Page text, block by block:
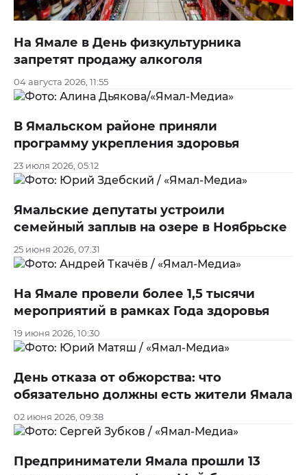
На Ямале в День физкультурника
запретят продажу алкоголя
04 августа 2026, 11:55
В Ямальском районе приняли
программу укрепления здоровья
23 июля 2026, 05:12
Ямальские депутаты устроили
семейный заплыв на озере в Ноябрьске
25 июня 2026, 07:31
На Ямале провели более 1,5 тысячи
мероприятий в рамках Года здоровья
19 июня 2026, 10:30
День отказа от обжорства: что
обязательно должны есть жители Ямала
02 июня 2026, 09:38
Предприниматели Ямала прошли 13